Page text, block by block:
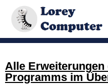
Alle Erweiterungen
Programms im